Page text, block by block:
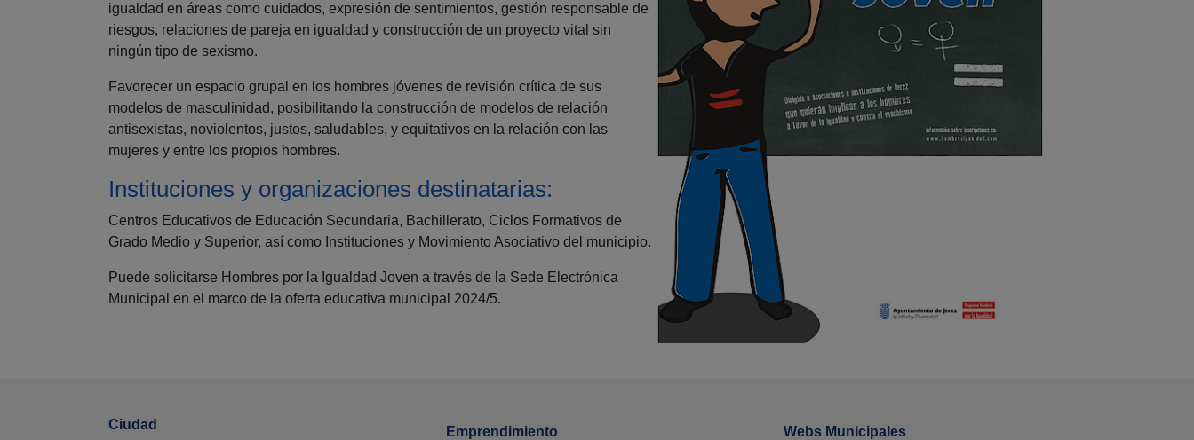
igualdad en áreas como cuidados, expresión de sentimientos, gestión responsable de
riesgos, relaciones de pareja en igualdad y construcción de un proyecto vital sin
ningún tipo de sexismo.
Favorecer un espacio grupal en los hombres jóvenes de revisión crítica de sus
modelos de masculinidad, posibilitando la construcción de modelos de relación
antisexistas, noviolentos, justos, saludables, y equitativos en la relación con las
mujeres y entre los propios hombres.
Instituciones y organizaciones destinatarias:
Centros Educativos de Educación Secundaria, Bachillerato, Ciclos Formativos de
Grado Medio y Superior, así como Instituciones y Movimiento Asociativo del municipio.
Puede solicitarse Hombres por la Igualdad Joven a través de la Sede Electrónica
Municipal en el marco de la oferta educativa municipal 2024/5.
Ciudad Emprendimiento Webs Municipales